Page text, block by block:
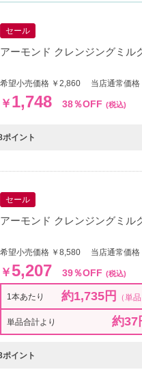
セール
アーモンド クレンジングミル
希望小売価格 ￥2,860 当店通常価格
￥ 1,748 38％OFF (税込)
ポイント
セール
アーモンド クレンジングミル
希望小売価格 ￥8,580 当店通常価格
￥5,207 39％OFF (税込)
1本あたり 約1,735円 （単
単品合計より 約37
ポイント